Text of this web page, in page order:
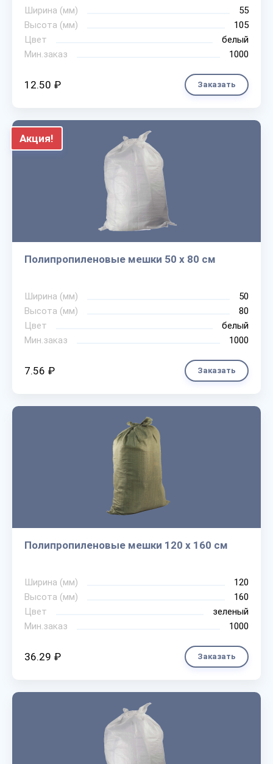
Ширина (мм)
55
Высота (мм)
105
Цвет
белый
Мин.заказ
1000
12.50 ₽ Заказать
Акция!
Полипропиленовые мешки 50 х 80 см
Ширина (мм)
50
Высота (мм)
80
Цвет
белый
Мин.заказ
1000
7.56 ₽ Заказать
Полипропиленовые мешки 120 х 160 см
Ширина (мм)
120
Высота (мм)
160
Цвет
зеленый
Мин.заказ
1000
36.29 ₽ Заказать